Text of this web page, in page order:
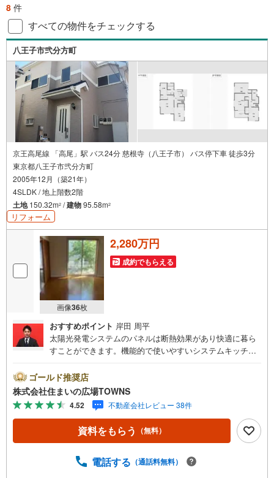
8 件
すべての物件をチェックする
八王子市弐分方町
京王高尾線 「高尾」駅 バス24分 慈根寺（八王子市） バス停下車 徒歩3分
東京都八王子市弐分方町
2005年12月（築21年）
4SLDK / 地上階数2階
土地150.32m2 /建物95.58m2
リフォーム
画像36枚
2,280万円
成約でもらえる
おすすめポイント 岸田 周平
太陽光発電システムのパネルは断熱効果があり快適に暮ら
すことができます。機能的で使いやすいシステムキッチン
家族と過ごすのにも問題のない広さです。TVインターホン
付きでお子様のお留守番も安心です。全居室6帖以上ですの
で、広々とスペースを使うことができます。今回ご紹介し
ているこちらの物件は南向きです。IHクッキングヒーター
付きのキッチンです。建物面積95.58平米の物件は住み心地
が良いと評判です。浴室乾燥機付きの物件であれば、外に
ッと乾きます。お子様のいるご家庭にもお勧め。伸び伸び
ゴールド推奨店
株式会社住まいの広場TOWNS
4.52 不動産会社レビュー 38件
資料をもらう （無料）
電話する （通話料無料）